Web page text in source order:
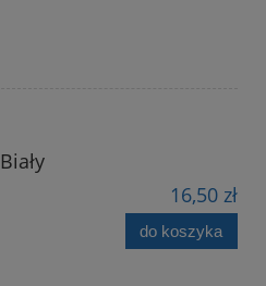
16,50 zł
do koszyka